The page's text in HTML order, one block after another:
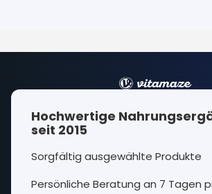
Hochwertige
seit 2015
Sorgfältig ausgewählte Produkte
Persönliche Beratung an 7 Tagen